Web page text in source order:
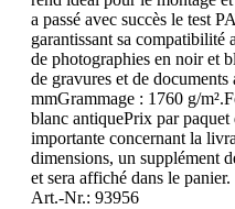
a passé avec succès le test
garantissant sa compatibilité
de photographies en noir et
de gravures et de
mmGrammage : 1760 g/
blanc antiquePrix par
importante concernant la
dimensions, un supplément
et sera affiché dans le panier.
Art.-Nr.: 93956